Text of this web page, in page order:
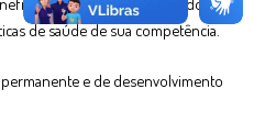
de saúde de sua competência.
e de desenvolvimento